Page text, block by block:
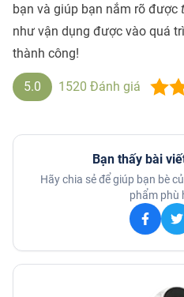
bạn và giúp bạn nắm rõ được
như vận dụng được vào quá
thành công!
5.0 1520 Đánh giá
Bạn thấy bài
Hãy chia sẻ để giúp bạn bè
phẩm phù